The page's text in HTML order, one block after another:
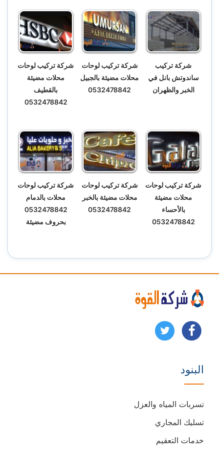
شركة تركيب
ساندوتش بانل في
الخبر والظهران
شركة تركيب لوحات
محلات مضيئة بالجبيل
0532478842
شركة تركيب لوحات
محلات مضيئة
بالقطيف
0532478842
شركة تركيب لوحات
محلات مضيئة
بالأحساء
0532478842
شركة تركيب لوحات
محلات مضيئة بالخبر
0532478842
شركة تركيب لوحات
محلات بالدمام
0532478842
بحروف مضيئة
تابعنا
فيسبوك
تابعنا
البنود
تسربات المياه والعزل
تسليك المجاري
خدمات التعقيم